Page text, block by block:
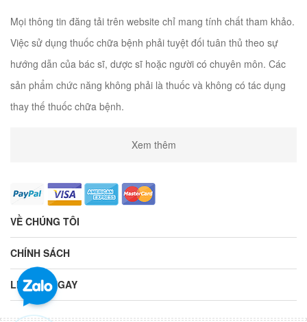
Mọi thông tin đăng tải trên website chỉ mang tính chất tham khảo.
Việc sử dụng thuốc chữa bệnh phải tuyệt đối tuân thủ theo sự
hướng dẫn của bác sĩ, dược sĩ hoặc người có chuyên môn. Các
sản phẩm chức năng không phải là thuốc và không có tác dụng
thay thế thuốc chữa bệnh.
Xem thêm
VỀ CHÚNG TÔI
CHÍNH SÁCH
LIÊN HỆ NGAY